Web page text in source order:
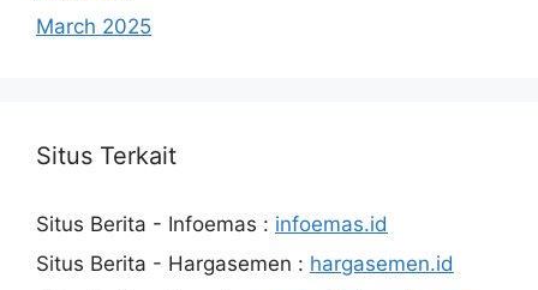
March 2025
Situs Terkait
Situs Berita - Infoemas : infoemas.id
Situs Berita - Hargasemen : hargasemen.id